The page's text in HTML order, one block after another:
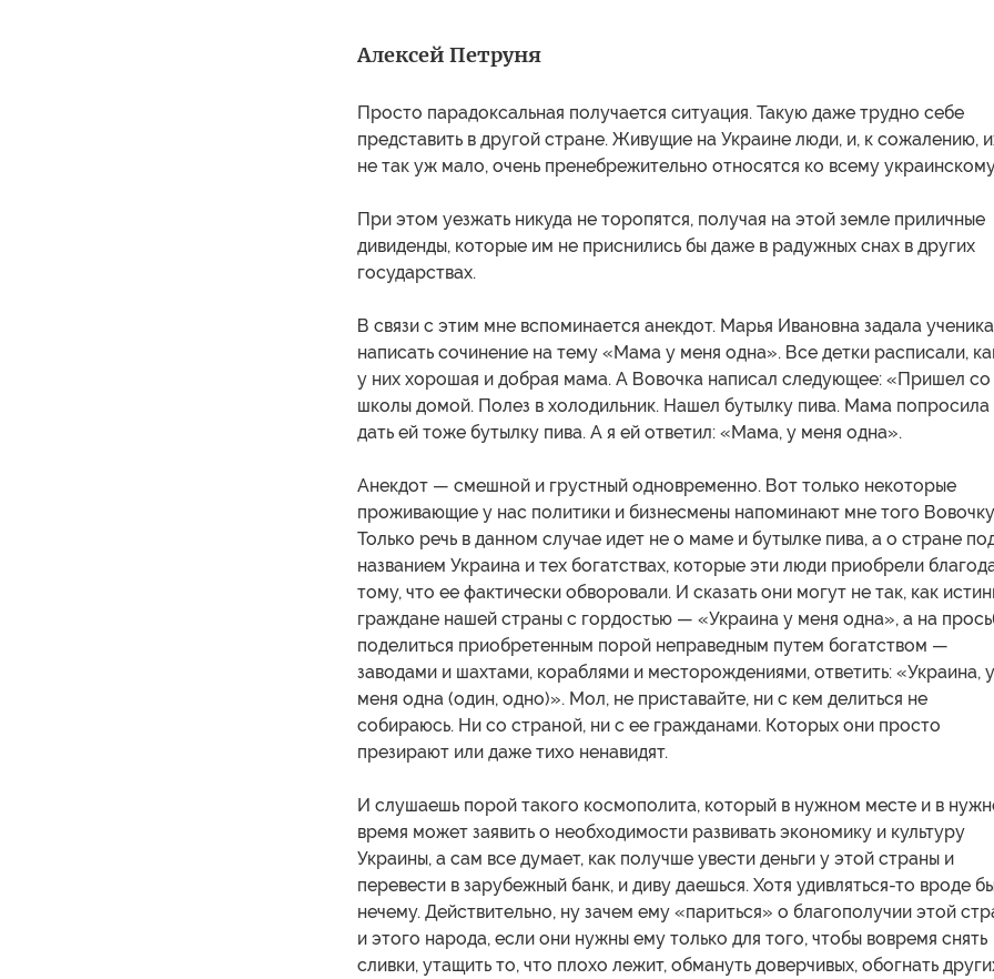
Алексей Петруня
Просто парадоксальная получается ситуация. Такую даже трудно себе
представить в другой стране. Живущие на Украине люди, и, к сожалению,
не так уж мало, очень пренебрежительно относятся ко всему
При этом уезжать никуда не торопятся, получая на этой земле приличные
дивиденды, которые им не приснились бы даже в радужных снах в других
государствах.
В связи с этим мне вспоминается анекдот. Марья Ивановна задала
написать сочинение на тему «Мама у меня одна». Все детки расписали,
у них хорошая и добрая мама. А Вовочка написал следующее: «Пришел со
школы домой. Полез в холодильник. Нашел бутылку пива. Мама попросила
дать ей тоже бутылку пива. А я ей ответил: «Мама, у меня одна».
Анекдот — смешной и грустный одновременно. Вот только некоторые
проживающие у нас политики и бизнесмены напоминают мне того
Только речь в данном случае идет не о маме и бутылке пива, а о стране
названием Украина и тех богатствах, которые эти люди приобрели
тому, что ее фактически обворовали. И сказать они могут не так, как
граждане нашей страны с гордостью — «Украина у меня одна», а на
поделиться приобретенным порой неправедным путем богатством —
заводами и шахтами, кораблями и месторождениями, ответить: «Украина, у
меня одна (один, одно)». Мол, не приставайте, ни с кем делиться не
собираюсь. Ни со страной, ни с ее гражданами. Которых они просто
презирают или даже тихо ненавидят.
И слушаешь порой такого космополита, который в нужном месте и в
время может заявить о необходимости развивать экономику и культуру
Украины, а сам все думает, как получше увести деньги у этой страны и
перевести в зарубежный банк, и диву даешься. Хотя удивляться-то вроде
нечему. Действительно, ну зачем ему «париться» о благополучии этой
и этого народа, если они нужны ему только для того, чтобы вовремя снять
сливки, утащить то, что плохо лежит, обмануть доверчивых, обогнать